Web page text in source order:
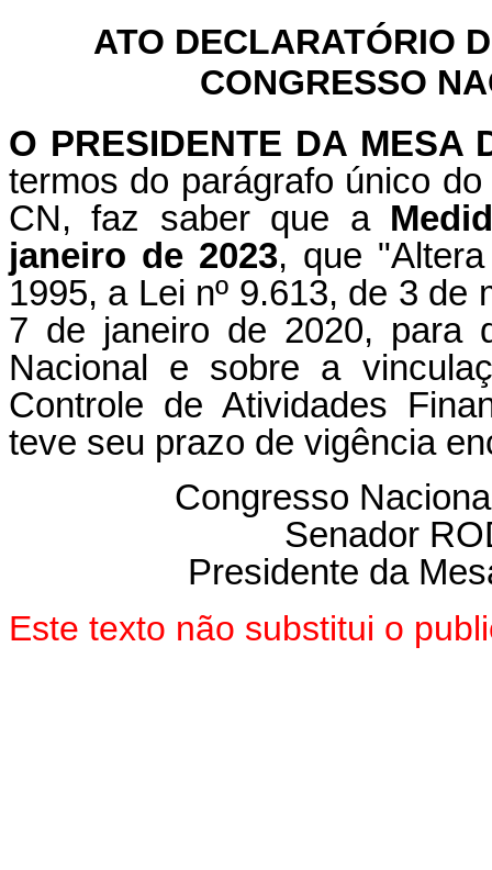
ATO DECLARATÓRIO
CONGRESSO
O PRESIDENTE DA MESA
termos do parágrafo único
CN, faz saber que a
janeiro de 2023, que
1995, a Lei nº 9.613, de 3 de
7 de janeiro de 2020, para
Nacional e sobre a
Controle de Atividades
teve seu prazo de vigência
Congresso
Senador
Presidente da
Este texto não substitui o